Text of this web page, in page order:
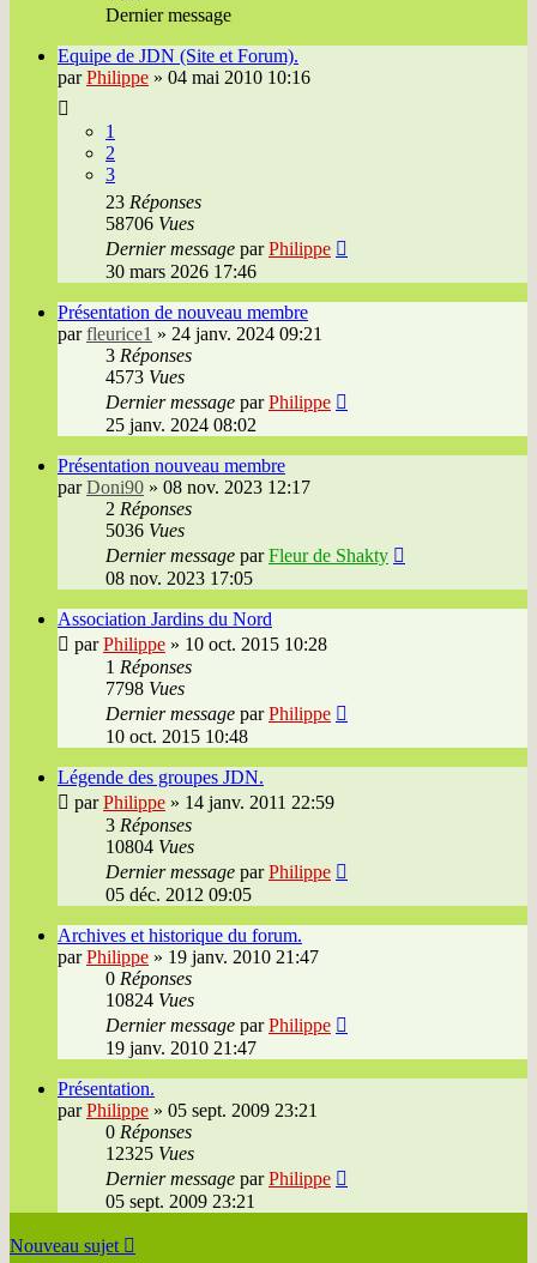
Dernier message
Equipe de JDN (Site et Forum).
parPhilippe » 04 mai 2010 10:16
1
2
3
23 Réponses
58706 Vues
Dernier message parPhilippe
30 mars 2026 17:46
Présentation de nouveau membre
parfleurice1 » 24 janv. 2024 09:21
3 Réponses
4573 Vues
Dernier message parPhilippe
25 janv. 2024 08:02
Présentation nouveau membre
parDoni90 » 08 nov. 2023 12:17
2 Réponses
5036 Vues
Dernier message parFleur de Shakty
08 nov. 2023 17:05
Association Jardins du Nord
parPhilippe » 10 oct. 2015 10:28
1 Réponses
7798 Vues
Dernier message parPhilippe
10 oct. 2015 10:48
Légende des groupes JDN.
parPhilippe » 14 janv. 2011 22:59
3 Réponses
10804 Vues
Dernier message parPhilippe
05 déc. 2012 09:05
Archives et historique du forum.
parPhilippe » 19 janv. 2010 21:47
0 Réponses
10824 Vues
Dernier message parPhilippe
19 janv. 2010 21:47
Présentation.
parPhilippe » 05 sept. 2009 23:21
0 Réponses
12325 Vues
Dernier message parPhilippe
05 sept. 2009 23:21
Nouveau sujet